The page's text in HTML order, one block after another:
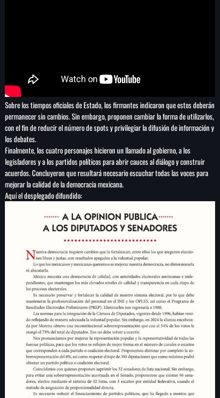
Sobre los tiempos oficiales de Estado, los firmantes indicaron que estos deberán
permanecer sin cambios. Sin embargo, proponen cambiar la forma de utilizarlos,
con el fin de reducir el número de spots y privilegiar la difusión de información y
los debates.
Finalmente, los cuatro personajes hicieron un llamado al gobierno, a los
legisladores y a los partidos políticos para abrir cauces al diálogo y construir
acuerdos. Concluyeron que resultará necesario escuchar todas las voces para
mejorar la calidad de la democracia mexicana.
Aquí el desplegado difundido: